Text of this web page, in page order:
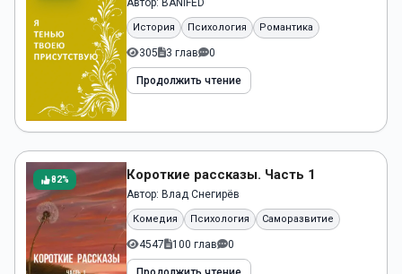
Автор: BANIFED
История Психология Романтика
305 3 глав 0
Продолжить чтение
82% Короткие рассказы. Часть 1
Автор: Влад Снегирёв
Комедия Психология Саморазвитие
4547 100 глав 0